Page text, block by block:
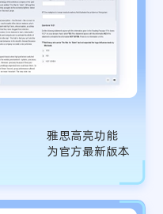
雅思高亮功能
为官方最新版本